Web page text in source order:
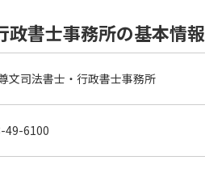
政書士事務所の基本情報
文司法書士・行政書士事務所
49-6100